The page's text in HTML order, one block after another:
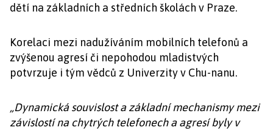
dětí na základních a středních školách v Praze.
Korelaci mezi nadužíváním mobilních telefonů a
zvýšenou agresí či nepohodou mladistvých
potvrzuje i tým vědců z Univerzity v Chu-nanu.
„Dynamická souvislost a základní mechanismy mezi
závislostí na chytrých telefonech a agresí byly v